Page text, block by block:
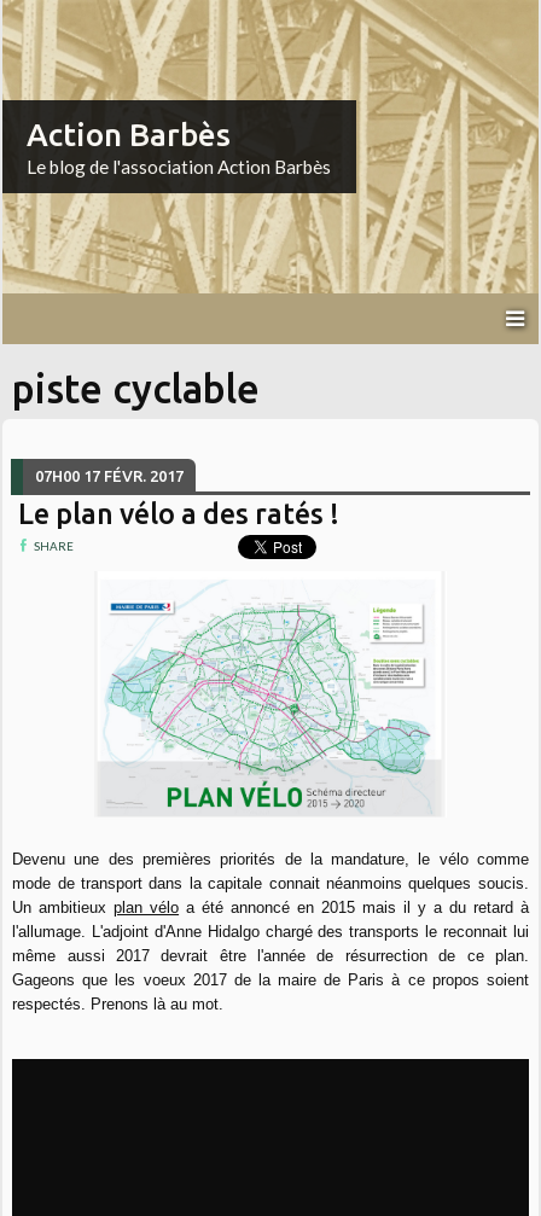
Action Barbès
Le blog de l'association Action Barbès
piste cyclable
07H00 17 FÉVR. 2017
Le plan vélo a des ratés !
SHARE
Devenu une des premières priorités de la mandature, le vélo comme
mode de transport dans la capitale connait néanmoins quelques soucis.
Un ambitieuxplan vélo a été annoncé en 2015 mais il y a du retard à
l'allumage. L'adjoint d'Anne Hidalgo chargé des transports le reconnait lui
même aussi 2017 devrait être l'année de résurrection de ce plan.
Gageons que les voeux 2017 de la maire de Paris à ce propos soient
respectés. Prenons là au mot.